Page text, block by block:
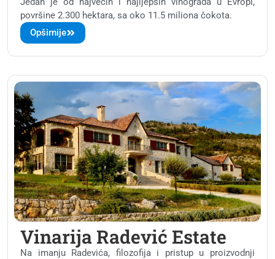
površine 2.300 hektara, sa oko 11.5 miliona čokota.
Opširnije
Vinarija Radević Estate
Na imanju Radevića, filozofija i pristup u proizvodnji